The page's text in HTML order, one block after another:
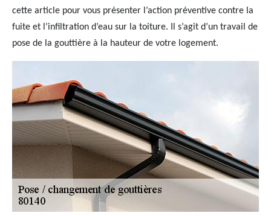
cette article pour vous présenter l’action préventive contre la
fuite et l’infiltration d’eau sur la toiture. Il s’agit d’un travail de
pose de la gouttière à la hauteur de votre logement.